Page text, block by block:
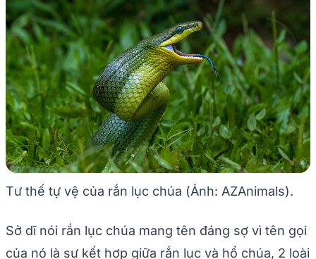
Tư thế tự vệ của rắn lục chúa (Ảnh: AZAnimals).
Sở dĩ nói rắn lục chúa mang tên đáng sợ vì tên gọi
của nó là sự kết hợp giữa rắn lục và hổ chúa, 2 loài